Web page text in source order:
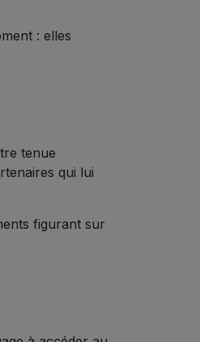
: elles
tenue
qui lui
figurant sur